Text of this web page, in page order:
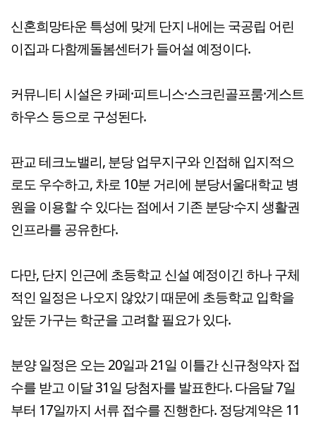
신혼희망타운 특성에 맞게 단지 내에는 국공립 어린
이집과 다함께돌봄센터가 들어설 예정이다.
커뮤니티 시설은 카페·피트니스·스크린골프룸·게스트
하우스 등으로 구성된다.
판교 테크노밸리, 분당 업무지구와 인접해 입지적으
로도 우수하고, 차로 10분 거리에 분당서울대학교 병
원을 이용할 수 있다는 점에서 기존 분당·수지 생활권
인프라를 공유한다.
다만, 단지 인근에 초등학교 신설 예정이긴 하나 구체
적인 일정은 나오지 않았기 때문에 초등학교 입학을
앞둔 가구는 학군을 고려할 필요가 있다.
분양 일정은 오는 20일과 21일 이틀간 신규청약자 접
수를 받고 이달 31일 당첨자를 발표한다. 다음달 7일
부터 17일까지 서류 접수를 진행한다. 정당계약은 11